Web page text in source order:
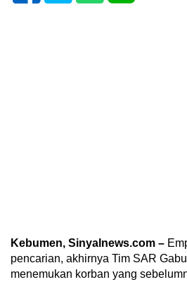
Kebumen, Sinyalnews.com –
pencarian, akhirnya Tim SAR
menemukan korban yang